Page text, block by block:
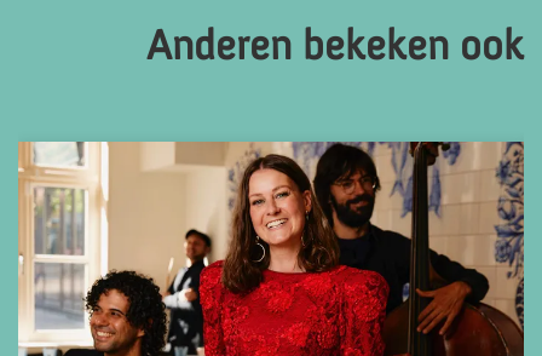
Anderen bekeken ook